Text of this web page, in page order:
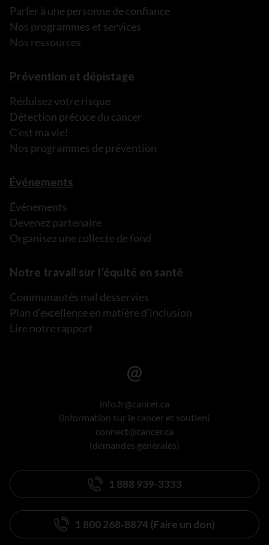
Parler à une personne de confiance
Nos programmes et services
Nos ressources
Prévention et dépistage
Réduisez votre risque
Détection précoce du cancer
C’est ma vie!
Nos programmes de prévention
Événements
Événements
Devenez partenaire
Organisez une collecte de fond
Notre travail sur l’équité en santé
Communautés mal desservies
Plan d’excellence en matière d’inclusion
Lire notre rapport
info.fr@cancer.ca
(information sur le cancer et soutien)
connect@cancer.ca
(demandes générales)
1 888 939-3333
1 800 268-8874 (Faire un don)